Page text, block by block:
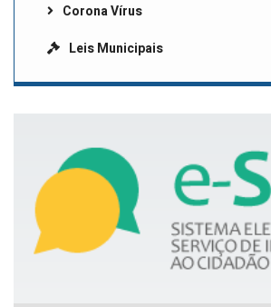
Corona Vírus
Leis Municipais